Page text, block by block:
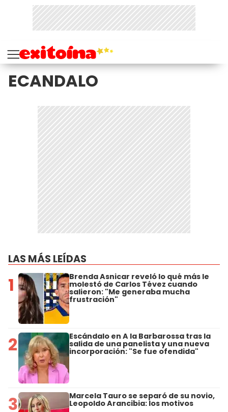
ECANDALO
LAS MÁS LEÍDAS
1 Brenda Asnicar reveló lo qué más le
molestó de Carlos Tévez cuando
salieron: "Me generaba mucha
frustración"
2 Escándalo en A la Barbarossa tras la
salida de una panelista y una nueva
incorporación: "Se fue ofendida"
3 Marcela Tauro se separó de su novio,
Leopoldo Arancibia: los motivos